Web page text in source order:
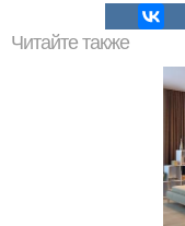
Читайте также